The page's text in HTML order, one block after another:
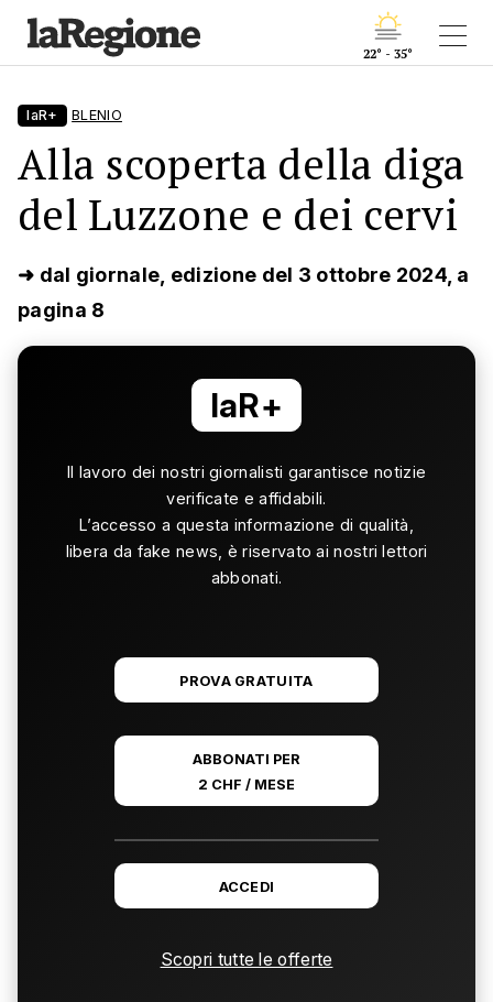
22° - 35°
laR+ BLENIO
Alla scoperta della diga
del Luzzone e dei cervi
➜ dal giornale, edizione del 3 ottobre 2024, a
pagina 8
laR+
Il lavoro dei nostri giornalisti garantisce notizie
verificate e affidabili.
L’accesso a questa informazione di qualità,
libera da fake news, è riservato ai nostri lettori
abbonati.
PROVA GRATUITA
ABBONATI PER
2 CHF / MESE
ACCEDI
Scopri tutte le offerte